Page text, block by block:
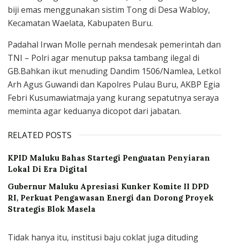
biji emas menggunakan sistim Tong di Desa Wabloy,
Kecamatan Waelata, Kabupaten Buru.
Padahal Irwan Molle pernah mendesak pemerintah dan
TNI – Polri agar menutup paksa tambang ilegal di
GB.Bahkan ikut menuding Dandim 1506/Namlea, Letkol
Arh Agus Guwandi dan Kapolres Pulau Buru, AKBP Egia
Febri Kusumawiatmaja yang kurang sepatutnya seraya
meminta agar keduanya dicopot dari jabatan.
RELATED POSTS
KPID Maluku Bahas Startegi Penguatan Penyiaran
Lokal Di Era Digital
Gubernur Maluku Apresiasi Kunker Komite II DPD
RI, Perkuat Pengawasan Energi dan Dorong Proyek
Strategis Blok Masela
Tidak hanya itu, institusi baju coklat juga dituding